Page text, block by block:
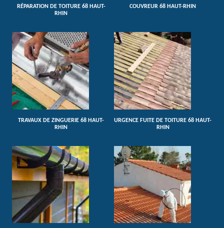
RÉPARATION DE TOITURE 68 HAUT-
RHIN
COUVREUR 68 HAUT-RHIN
TRAVAUX DE ZINGUERIE 68 HAUT-
RHIN
URGENCE FUITE DE TOITURE 68 HAUT-
RHIN